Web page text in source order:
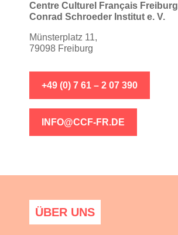
Centre Culturel Français Freiburg
Conrad Schroeder Institut e. V.
Münsterplatz 11,
79098 Freiburg
+49 (0) 7 61 – 2 07 390
INFO@CCF-FR.DE
ÜBER UNS